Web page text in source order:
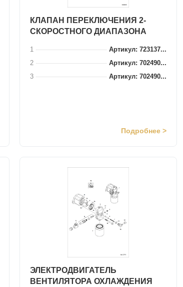
КЛАПАН ПЕРЕКЛЮЧЕНИЯ 2-
СКОРОСТНОГО ДИАПАЗОНА
1
Артикул: 723137...
2
Артикул: 702490...
3
Артикул: 702490...
Подробнее >
ЭЛЕКТРОДВИГАТЕЛЬ
ВЕНТИЛЯТОРА ОХЛАЖДЕНИЯ